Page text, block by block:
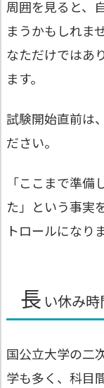
周囲を見ると、
まうかもしれま
なただけではあ
ます。
試験開始直前は
ださい。
「ここまで準
た」という事実
トロールになり
長 い休み
国公立大学の二
学も多く、科目